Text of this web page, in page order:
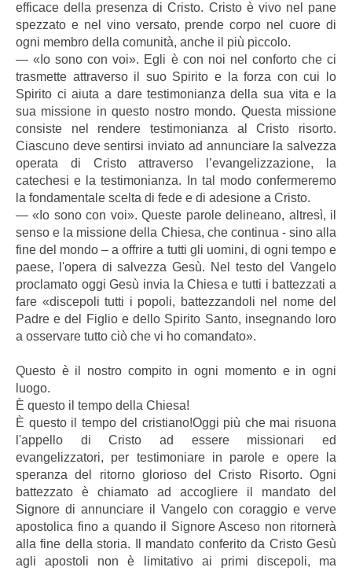
efficace della presenza di Cristo. Cristo è vivo nel pane
spezzato e nel vino versato, prende corpo nel cuore di
ogni membro della comunità, anche il più piccolo.
― «Io sono con voi». Egli è con noi nel conforto che ci
trasmette attraverso il suo Spirito e la forza con cui lo
Spirito ci aiuta a dare testimonianza della sua vita e la
sua missione in questo nostro mondo. Questa missione
consiste nel rendere testimonianza al Cristo risorto.
Ciascuno deve sentirsi inviato ad annunciare la salvezza
operata di Cristo attraverso l’evangelizzazione, la
catechesi e la testimonianza. In tal modo confermeremo
la fondamentale scelta di fede e di adesione a Cristo.
― «Io sono con voi». Queste parole delineano, altresì, il
senso e la missione della Chiesa, che continua - sino alla
fine del mondo – a offrire a tutti gli uomini, di ogni tempo e
paese, l'opera di salvezza Gesù. Nel testo del Vangelo
proclamato oggi Gesù invia la Chiesa e tutti i battezzati a
fare «discepoli tutti i popoli, battezzandoli nel nome del
Padre e del Figlio e dello Spirito Santo, insegnando loro
a osservare tutto ciò che vi ho comandato».
Questo è il nostro compito in ogni momento e in ogni
luogo.
È questo il tempo della Chiesa!
È questo il tempo del cristiano!Oggi più che mai risuona
l'appello di Cristo ad essere missionari ed
evangelizzatori, per testimoniare in parole e opere la
speranza del ritorno glorioso del Cristo Risorto. Ogni
battezzato è chiamato ad accogliere il mandato del
Signore di annunciare il Vangelo con coraggio e verve
apostolica fino a quando il Signore Asceso non ritornerà
alla fine della storia. Il mandato conferito da Cristo Gesù
agli apostoli non è limitativo ai primi discepoli, ma